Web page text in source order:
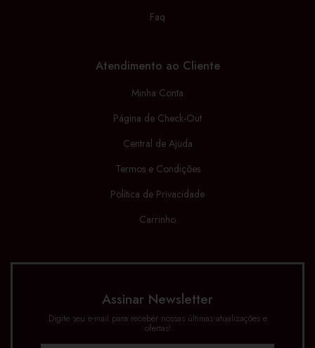
Faq
Atendimento ao Cliente
Minha Conta
Página de Check-Out
Central de Ajuda
Termos e Condições
Política de Privacidade
Carrinho
Assinar Newsletter
Digite seu e-mail para receber nossas últimas atualizações e
ofertas!